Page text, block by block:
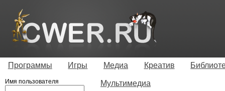
Программы Игры Медиа Креатив
Мультимедиа
Имя пользователя